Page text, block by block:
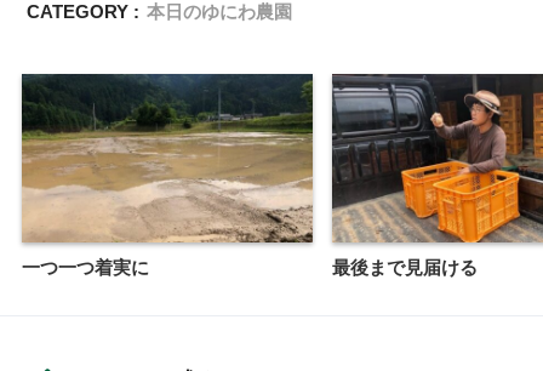
CATEGORY : 本日のゆにわ農園
一つ一つ着実に 最後まで見届ける